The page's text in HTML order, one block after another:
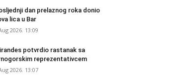
dan prelaznog roka donio
lica u Bar
2026. 13:09
potvrdio rastanak sa
reprezentativcem
2026. 13:07